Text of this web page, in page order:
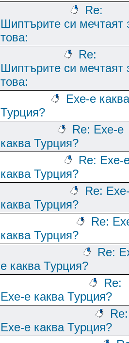
Re:
Шиптърите си мечтаят
това:
Re:
Шиптърите си мечтаят
това:
Ехе-е каква
Турция?
Re: Ехе-е
каква Турция?
Re: Ехе-
каква Турция?
Re:
каква Турция?
Re:
каква Турция?
Re:
е каква Турция?
Re:
Ехе-е каква Турция?
Re:
Ехе-е каква Турция?